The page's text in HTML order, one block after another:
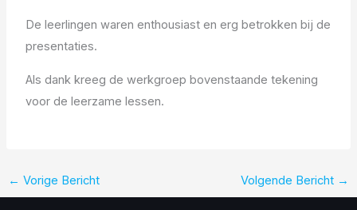
De leerlingen waren enthousiast en erg betrokken bij de
presentaties.
Als dank kreeg de werkgroep bovenstaande tekening
voor de leerzame lessen.
← Vorige Bericht Volgende Bericht →